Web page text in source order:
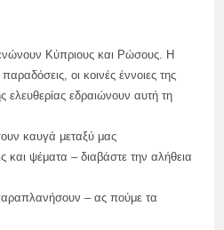
Κύπριους και Ρώσους. Η
οι κοινές έννοιες της
ελευθερίας εδραιώνουν αυτή τη
καυγά μεταξύ μας
και ψέματα – διαβάστε την αλήθεια
– ας πούμε τα